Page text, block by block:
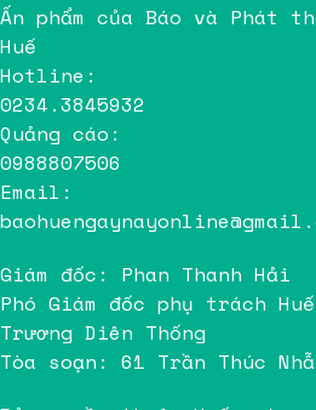
Ấn phẩm của Báo và Phát
Huế
Hotline:
0234.3845932
Quảng cáo:
0988807506
Email:
Giám đốc: Phan Thanh Hải
Phó Giám đốc phụ trách
Trương Diên Thống
Tòa soạn: 61 Trần Thúc